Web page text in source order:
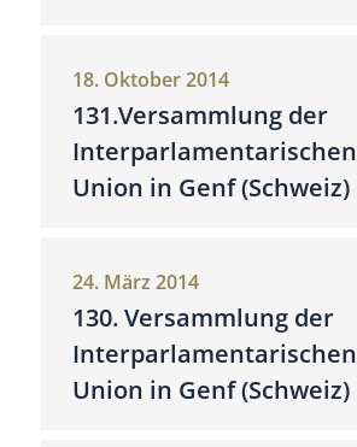
18. Oktober 2014
131.Versammlung der
Interparlamentarischen
Union in Genf (Schweiz)
24. März 2014
130. Versammlung der
Interparlamentarischen
Union in Genf (Schweiz)